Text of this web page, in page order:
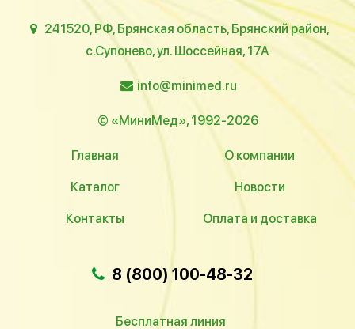
241520, РФ, Брянская область, Брянский район,
с.Супонево, ул. Шоссейная, 17А
info@minimed.ru
© «МиниМед», 1992-2026
Главная О компании
Каталог Новости
Контакты Оплата и доставка
8 (800) 100-48-32
Бесплатная линия